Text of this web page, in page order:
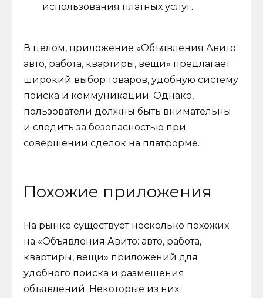
использования платных услуг.
В целом, приложение «Объявления Авито:
авто, работа, квартиры, вещи» предлагает
широкий выбор товаров, удобную систему
поиска и коммуникации. Однако,
пользователи должны быть внимательны
и следить за безопасностью при
совершении сделок на платформе.
Похожие приложения
На рынке существует несколько похожих
на «Объявления Авито: авто, работа,
квартиры, вещи» приложений для
удобного поиска и размещения
объявлений. Некоторые из них: